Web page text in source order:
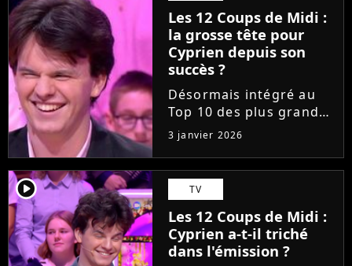
a pu compter sur une
erreur...
Les 12 Coups de Midi :
la grosse tête pour
Cyprien depuis son
succès ?
Désormais intégré au
Top 10 des plus grands
maîtres des 12 Coups
de Midi et à la tête
d'une cagnotte qui frôle
les 500 000 euros,
Cyprien a-t-il déjà pris
la grosse tête en
s'imaginant...
3 janvier 2026
player2 TV
Les 12 Coups de Midi :
Cyprien a-t-il triché
dans l'émission ?